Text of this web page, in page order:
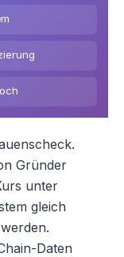
Gründer
unter
gleich
Daten